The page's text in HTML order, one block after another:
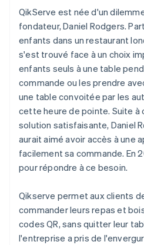
QikServe est née d'un
fondateur, Daniel Rodgers.
enfants dans un restaurant
s'est trouvé face à un choix
enfants seuls à une table
commande ou les prendre
une table convoitée par les
cette heure de pointe. Suite
solution satisfaisante, Daniel
aurait aimé avoir accès à une
facilement sa commande. En
pour répondre à ce besoin.
Qikserve permet aux clients
commander leurs repas et
codes QR, sans quitter leur
l'entreprise a pris de